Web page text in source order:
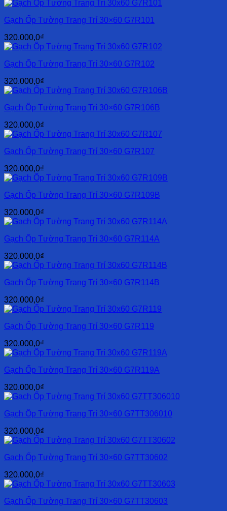
Gạch Ốp Tường Trang Trí 30×60 G7R101
320.000,0₫
Gạch Ốp Tường Trang Trí 30×60 G7R102
320.000,0₫
Gạch Ốp Tường Trang Trí 30×60 G7R106B
320.000,0₫
Gạch Ốp Tường Trang Trí 30×60 G7R107
320.000,0₫
Gạch Ốp Tường Trang Trí 30×60 G7R109B
320.000,0₫
Gạch Ốp Tường Trang Trí 30×60 G7R114A
320.000,0₫
Gạch Ốp Tường Trang Trí 30×60 G7R114B
320.000,0₫
Gạch Ốp Tường Trang Trí 30×60 G7R119
320.000,0₫
Gạch Ốp Tường Trang Trí 30×60 G7R119A
320.000,0₫
Gạch Ốp Tường Trang Trí 30×60 G7TT306010
320.000,0₫
Gạch Ốp Tường Trang Trí 30×60 G7TT30602
320.000,0₫
Gạch Ốp Tường Trang Trí 30×60 G7TT30603